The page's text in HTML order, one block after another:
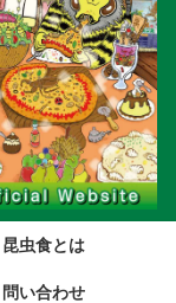
昆虫食とは
問い合わせ